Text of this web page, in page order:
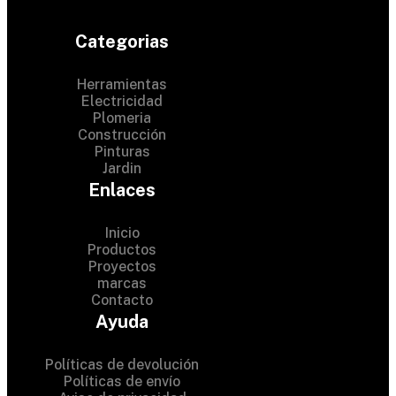
Categorias
Herramientas
Electricidad
Plomeria
Construcción
Pinturas
Jardin
Enlaces
Inicio
Productos
Proyectos
marcas
Contacto
Ayuda
Políticas de devolución
Políticas de envío